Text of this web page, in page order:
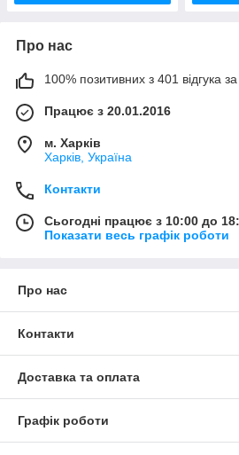
Про нас
100% позитивних з 401 відгука за
Працює з 20.01.2016
м. Харків
Харків, Україна
Контакти
Сьогодні працює з 10:00 до
Показати весь графік роботи
Про нас
Контакти
Доставка та оплата
Графік роботи